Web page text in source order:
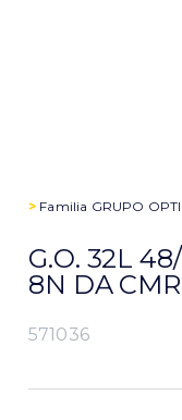
> Familia GRUPO
G.O. 32L
8N DA CMR
571036